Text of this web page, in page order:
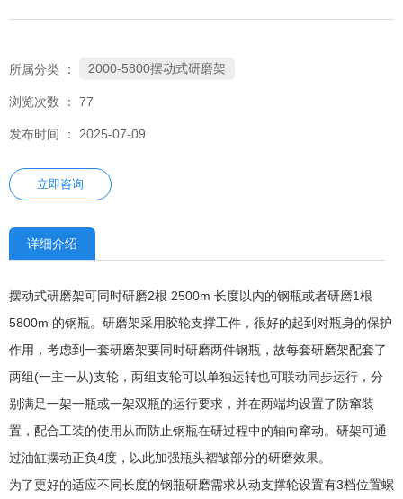
所属分类 ： 2000-5800摆动式研磨架
浏览次数 ： 77
发布时间 ： 2025-07-09
立即咨询
详细介绍
摆动式研磨架可同时研磨2根 2500m 长度以内的钢瓶或者研磨1根
5800m 的钢瓶。研磨架采用胶轮支撑工件，很好的起到对瓶身的保护
作用，考虑到一套研磨架要同时研磨两件钢瓶，故每套研磨架配套了
两组(一主一从)支轮，两组支轮可以单独运转也可联动同步运行，分
别满足一架一瓶或一架双瓶的运行要求，并在两端均设置了防窜装
置，配合工装的使用从而防止钢瓶在研过程中的轴向窜动。研架可通
过油缸摆动正负4度，以此加强瓶头褶皱部分的研磨效果。
为了更好的适应不同长度的钢瓶研磨需求从动支撑轮设置有3档位置螺